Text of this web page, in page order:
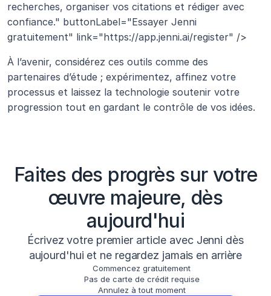
recherches, organiser vos citations et rédiger avec
confiance." buttonLabel="Essayer Jenni
gratuitement" link="https://app.jenni.ai/register" />
À l’avenir, considérez ces outils comme des
partenaires d’étude ; expérimentez, affinez votre
processus et laissez la technologie soutenir votre
progression tout en gardant le contrôle de vos idées.
Faites des progrès sur votre
œuvre majeure, dès
aujourd'hui
Écrivez votre premier article avec Jenni dès
aujourd'hui et ne regardez jamais en arrière
Commencez gratuitement
Pas de carte de crédit requise
Annulez à tout moment